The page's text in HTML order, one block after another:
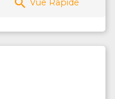
 Vue Rapide